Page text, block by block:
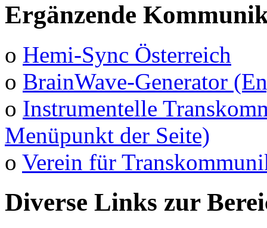
Ergänzende
o Hemi-Sync Österreich
o BrainWave-Generator
o Instrumentelle
Menüpunkt der Seite)
o Verein für
Diverse Links zur